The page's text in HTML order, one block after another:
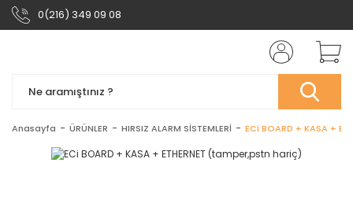
0(216) 349 09 08
Anasayfa ÜRÜNLER HIRSIZ ALARM SİSTEMLERİ ECi BOARD + KASA +